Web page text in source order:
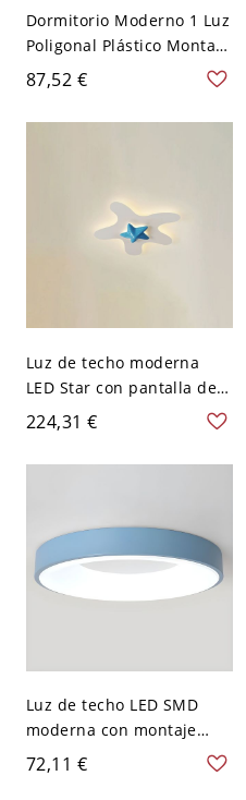
Dormitorio Moderno 1 Luz
Poligonal Plástico Montaje
Techo Adaptado
LED/Incandescente/Fluore
scente, con Sombra
87,52 €
Luz de techo moderna
LED Star con pantalla de
resina hacia abajo - Azul
110 A 120 V
224,31 €
Luz de techo LED SMD
moderna con montaje
empotrado circular y
pantalla acrílica hacia
72,11 €